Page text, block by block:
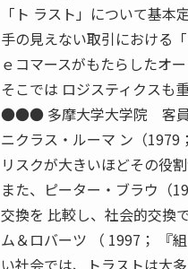
「ト ラスト」について基
手の見えない取引における
ｅコマースがもたらしたオ
そこでは ロジスティクスも
●●● 多摩大学大学院 客員
ニクラス・ルーマ ン（1979
リスクが大きいほどその役
また、ピーター・ブラウ（
交換を 比較し、社会的交換
ム＆ロバーツ （ 1997； 『
い社会では、トラストは大